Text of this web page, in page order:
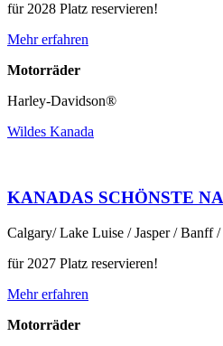
für 2028 Platz reservieren!
Mehr erfahren
Motorräder
Harley-Davidson®
Wildes Kanada
KANADAS SCHÖNSTE
Calgary/ Lake Luise / Jasper /
für 2027 Platz reservieren!
Mehr erfahren
Motorräder